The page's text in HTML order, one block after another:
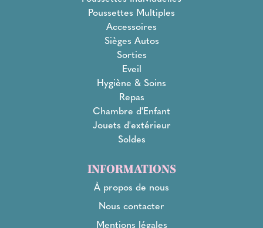
Poussettes Multiples
Accessoires
Sièges Autos
Sorties
Eveil
Hygiène & Soins
Repas
Chambre d'Enfant
Jouets d'extérieur
Soldes
INFORMATIONS
À propos de nous
Nous contacter
Mentions légales